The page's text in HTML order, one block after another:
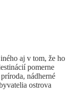
aj v tom, že ho
pomerne
nádherné
ostrova